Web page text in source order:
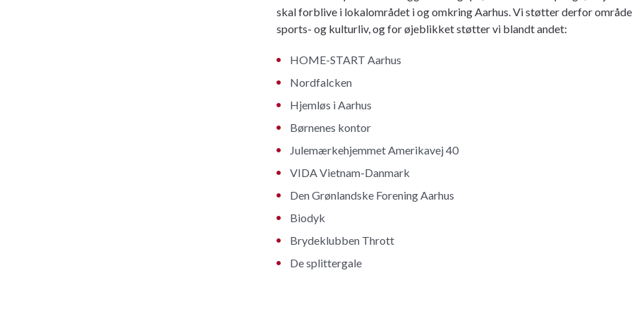
skal forblive i lokalområdet i og omkring Aarhus. Vi støtter derfor
sports- og kulturliv, og for øjeblikket støtter vi blandt andet:
HOME-START Aarhus
Nordfalcken
Hjemløs i Aarhus
Børnenes kontor
Julemærkehjemmet Amerikavej 40
VIDA Vietnam-Danmark
Den Grønlandske Forening Aarhus
Biodyk
Brydeklubben Thrott
De splittergale